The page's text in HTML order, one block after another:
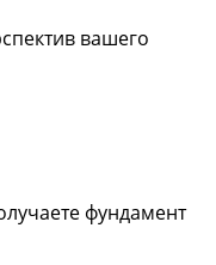
вашего
фундамент